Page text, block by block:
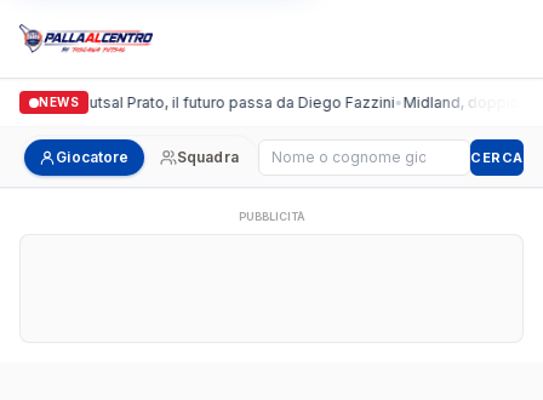
NEWSFutsal Prato, il futuro passa da Diego Fazzini•Midland, doppio
Giocatore Squadra Cerca giocatore CERCA
PUBBLICITÀ